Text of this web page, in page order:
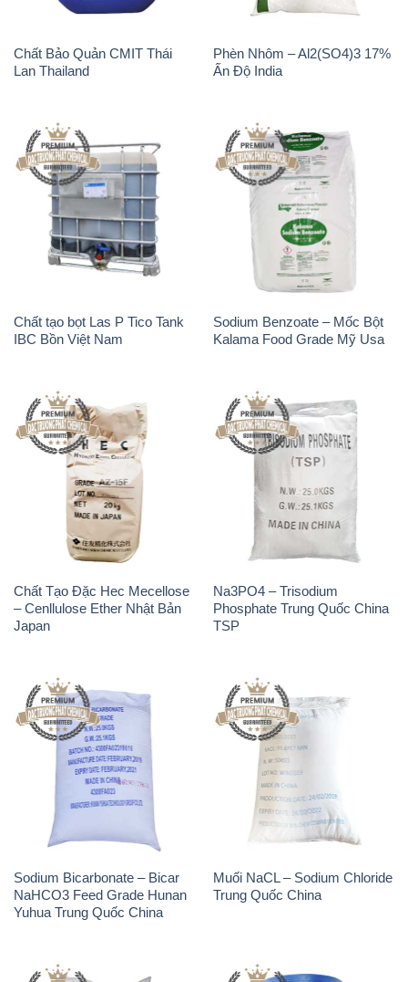
Chất Bảo Quản CMIT Thái
Lan Thailand
Phèn Nhôm – Al2(SO4)3 17%
Ấn Độ India
Chất tạo bọt Las P Tico Tank
IBC Bồn Việt Nam
Sodium Benzoate – Mốc Bột
Kalama Food Grade Mỹ Usa
Chất Tạo Đặc Hec Mecellose
– Cenllulose Ether Nhật Bản
Japan
Na3PO4 – Trisodium
Phosphate Trung Quốc China
TSP
Sodium Bicarbonate – Bicar
NaHCO3 Feed Grade Hunan
Yuhua Trung Quốc China
Muối NaCL – Sodium Chloride
Trung Quốc China